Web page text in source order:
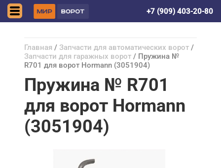
+7 (909) 403-20-80
Главная / Запчасти для автоматических ворот /
Запчасти для гаражных ворот / Пружина №
R701 для ворот Hormann (3051904)
Пружина № R701
для ворот Hormann
(3051904)